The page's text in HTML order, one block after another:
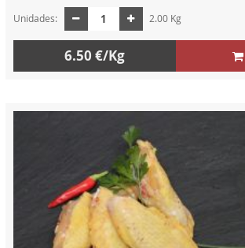
Unidades: 2.00 Kg
6.50 €/Kg